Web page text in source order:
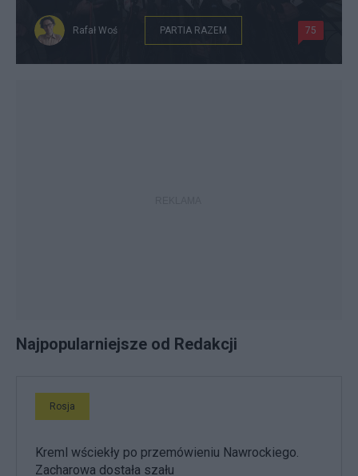
Rafał Woś PARTIA RAZEM 75
Najpopularniejsze od Redakcji
Rosja
Kreml wściekły po przemówieniu Nawrockiego.
Zacharowa dostała szału